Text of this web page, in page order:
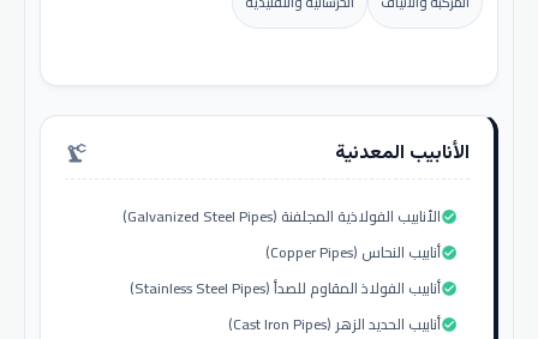
الأنابيب المعدنية precision_manufacturing
الأنابيب الفولاذية المجلفنة (Galvanized Steel Pipes)check_circle
أنابيب النحاس (Copper Pipes)check_circle
أنابيب الفولاذ المقاوم للصدأ (Stainless Steel Pipes)check_circle
أنابيب الحديد الزهر (Cast Iron Pipes)check_circle